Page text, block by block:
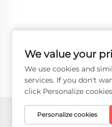
ลิขสิทธิ์ © 2026
We value your
We use cookies and
services. If you don't
click Personalize
Personalize cookies